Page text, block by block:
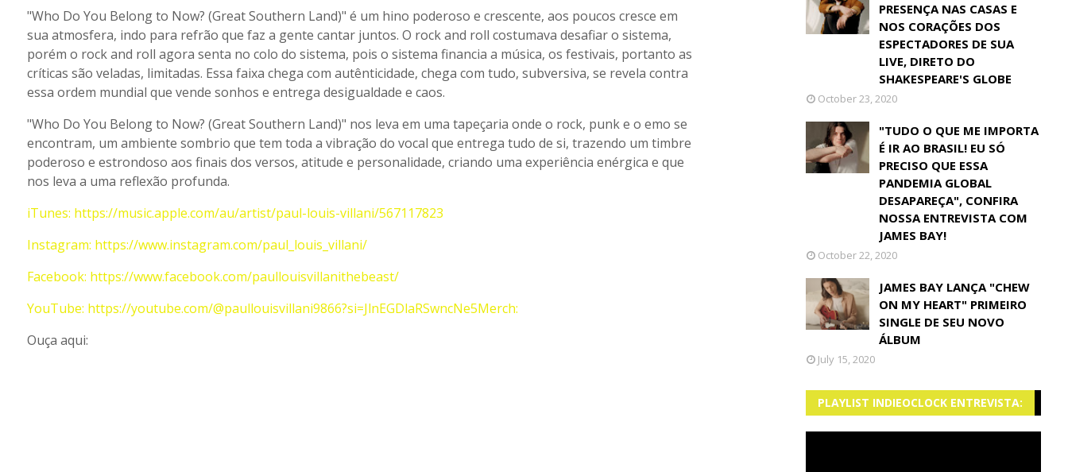
"Who Do You Belong to Now? (Great Southern Land)" é um hino poderoso e crescente, aos poucos cresce em
sua atmosfera, indo para refrão que faz a gente cantar juntos. O rock and roll costumava desafiar o sistema,
porém o rock and roll agora senta no colo do sistema, pois o sistema financia a música, os festivais, portanto as
críticas são veladas, limitadas. Essa faixa chega com autênticidade, chega com tudo, subversiva, se revela contra
essa ordem mundial que vende sonhos e entrega desigualdade e caos.
"Who Do You Belong to Now? (Great Southern Land)" nos leva em uma tapeçaria onde o rock, punk e o emo se
encontram, um ambiente sombrio que tem toda a vibração do vocal que entrega tudo de si, trazendo um timbre
poderoso e estrondoso aos finais dos versos, atitude e personalidade, criando uma experiência enérgica e que
nos leva a uma reflexão profunda.
iTunes: https://music.apple.com/au/artist/paul-louis-villani/567117823
Instagram: https://www.instagram.com/paul_louis_villani/
Facebook: https://www.facebook.com/paullouisvillanithebeast/
YouTube: https://youtube.com/@paullouisvillani9866?si=JlnEGDlaRSwncNe5Merch:
Ouça aqui:
PRESENÇA NAS CASAS E
NOS CORAÇÕES DOS
ESPECTADORES DE SUA
LIVE, DIRETO DO
SHAKESPEARE'S GLOBE
October 23, 2020
"TUDO O QUE ME IMPORTA
É IR AO BRASIL! EU SÓ
PRECISO QUE ESSA
PANDEMIA GLOBAL
DESAPAREÇA", CONFIRA
NOSSA ENTREVISTA COM
JAMES BAY!
October 22, 2020
JAMES BAY LANÇA "CHEW
ON MY HEART" PRIMEIRO
SINGLE DE SEU NOVO
ÁLBUM
July 15, 2020
PLAYLIST INDIEOCLOCK ENTREVISTA: